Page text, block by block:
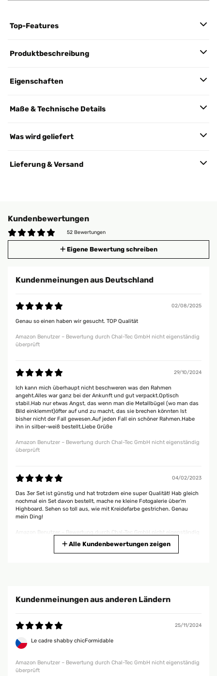
Top-Features
Produktbeschreibung
Eigenschaften
Maße & Technische Details
Was wird geliefert
Lieferung & Versand
Kundenbewertungen
52 Bewertungen
Eigene Bewertung schreiben
Kundenmeinungen aus Deutschland
02/08/2025
Genau so einen haben wir gesucht. TOP Qualität
Amazon Benutzer – Bewertung durch Chal-Tec GmbH nicht eigenständig
überprüft
29/10/2024
Ich kann mich überhaupt nicht beschweren was den Rahmen
angeht.Alles war ganz bei der Ankunft und gut verpackt.Optisch
stabil.Hab nur etwas Angst, das wenn man die Metallbügel (wo man das
Bild einklemmt)öfter auf und zu macht, das sie brechen könnten Ist
bisher nicht der Fall gewesen.Auf jeden Fall ein schöner Rahmen.Habe
ihn in silber-weiß bestellt.Liebe Grüße
Amazon Benutzer – Bewertung durch Chal-Tec GmbH nicht eigenständig
überprüft
04/02/2023
Das 3er Set ist günstig und hat trotzdem eine super Qualität! Hab gleich
nochmal ein Set davon bestellt, mache ne kleine Fotogalerie über'm
Highboard. Sehen so toll aus, wie mit Kreidefarbe gestrichen. Genau
mein Ding!
Amazon Benutzer – Bewertung durch Chal-Tec GmbH nicht eigenständig
wieder gerne .
überprüft
Alles bestens. Immer wieder gerne! Alles sauber verpackt und in
tadelosem Zustand erhalten.
Alle Kundenbewertungen zeigen
Kundenmeinungen aus anderen Ländern
25/11/2024
Le cadre shabby chicFormidable
Amazon Benutzer – Bewertung durch Chal-Tec GmbH nicht eigenständig
überprüft